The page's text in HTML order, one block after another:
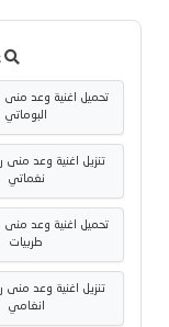
تحميل اغنية وعد
البوماتي
تنزيل اغنية وعد
نغماتي
تحميل اغنية وعد
طربيات
تنزيل اغنية وعد
انغامي